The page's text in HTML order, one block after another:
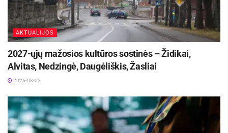
AKTUALIJOS
2027-ųjų mažosios kultūros sostinės – Židikai,
Alvitas, Nedzingė, Daugėliškis, Žasliai
2026-08-03